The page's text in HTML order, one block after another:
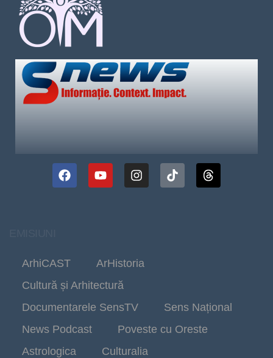
ArhiCAST
ArHistoria
Cultură și Arhitectură
Documentarele SensTV
Sens Național
News Podcast
Poveste cu Oreste
Astrologica
Culturalia